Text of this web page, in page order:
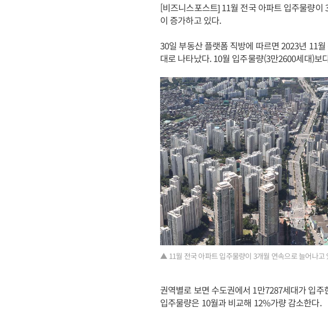
[비즈니스포스트] 11월 전국 아파트 입주물량
이 증가하고 있다.
30일 부동산 플랫폼 직방에 따르면 2023년 11
대로 나타났다. 10월 입주물량(3만2600세대)보
▲ 11월 전국 아파트 입주물량이 3개월 연속으로 늘어나고
권역별로 보면 수도권에서 1만7287세대가 입
입주물량은 10월과 비교해 12%가량 감소한다.